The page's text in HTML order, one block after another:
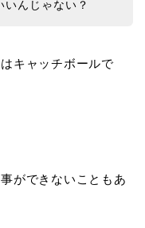
いんじゃない？
キャッチボールで
ができないこともあ